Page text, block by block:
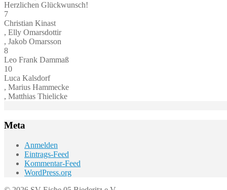
Herzlichen Glückwunsch!
7
Christian Kinast
, Elly Omarsdottir
, Jakob Omarsson
8
Leo Frank Dammaß
10
Luca Kalsdorf
, Marius Hammecke
, Matthias Thielicke
Meta
Anmelden
Eintrags-Feed
Kommentar-Feed
WordPress.org